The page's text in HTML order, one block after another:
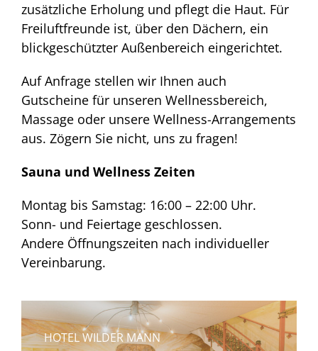
zusätzliche Erholung und pflegt die Haut. Für
Freiluftfreunde ist, über den Dächern, ein
blickgeschützter Außenbereich eingerichtet.
Auf Anfrage stellen wir Ihnen auch
Gutscheine für unseren Wellnessbereich,
Massage oder unsere Wellness-Arrangements
aus. Zögern Sie nicht, uns zu fragen!
Sauna und Wellness Zeiten
Montag bis Samstag: 16:00 – 22:00 Uhr.
Sonn- und Feiertage geschlossen.
Andere Öffnungszeiten nach individueller
Vereinbarung.
HOTEL WILDER MANN